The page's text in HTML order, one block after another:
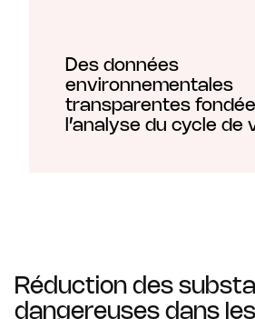
Des données
environnementales
transparentes
l’analyse du cycle de
Réduction des
dangereuses dans